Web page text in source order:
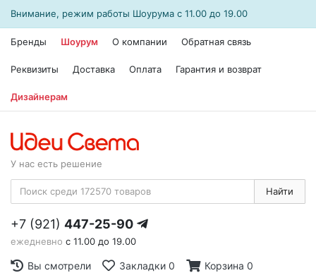
Внимание, режим работы Шоурума с 11.00 до 19.00
Бренды Шоурум О компании Обратная связь
Реквизиты Доставка Оплата Гарантия и возврат
Дизайнерам
У нас есть решение
Найти
+7 (921) 447-25-90
ежедневно с 11.00 до 19.00
Вы смотрели Закладки 0 Корзина 0